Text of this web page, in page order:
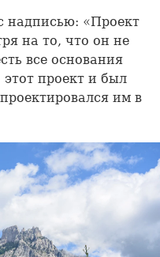
надписью: «Проект
на то, что он не
все основания
проект и был
им в